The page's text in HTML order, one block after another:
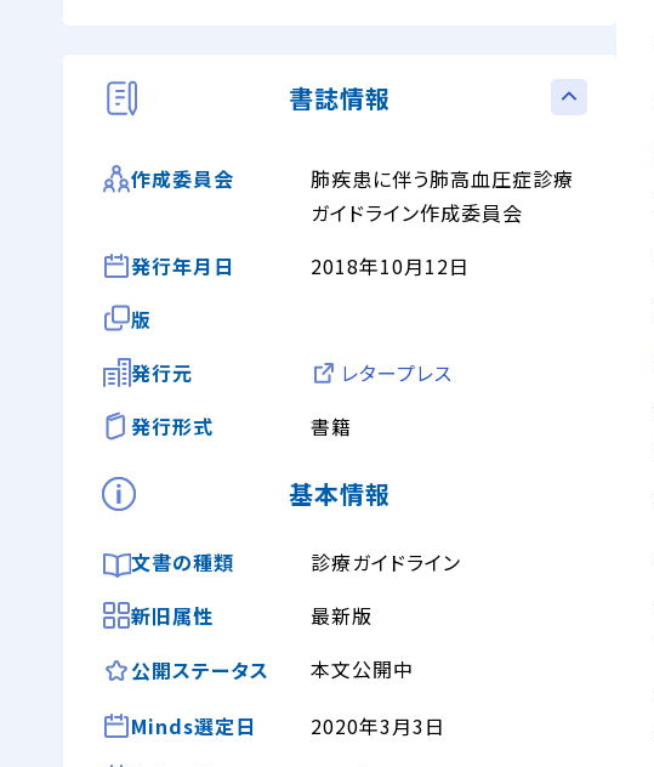
書誌情報
作成委員会
肺疾患に伴う肺高血圧症診療
ガイドライン作成委員会
発行年月日
2018年10月12日
版
発行元
レタープレス
発行形式
書籍
基本情報
文書の種類
診療ガイドライン
新旧属性
最新版
公開ステータス
本文公開中
Minds選定日
2020年3月3日